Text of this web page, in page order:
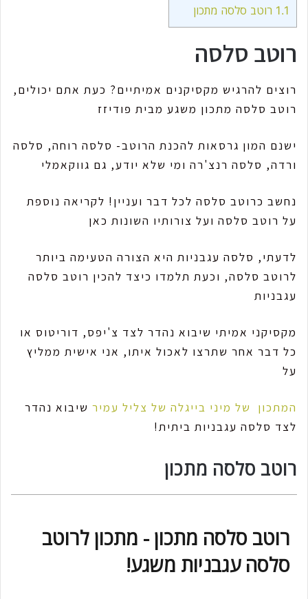
1.1 רוטב סלסה מתכון
רוטב סלסה
רוצים להרגיש מקסיקנים אמיתיים? כעת אתם יכולים,
רוטב סלסה מתכון משגע מבית פודיזז
ישנם המון גרסאות להכנת הרוטב- סלסה רוחה, סלסה
ורדה, סלסה רנצ'רה ומי שלא יודע, גם גווקאמלי
נחשב כרוטב סלסה לכל דבר ועניין! לקריאה נוספת
על רוטב סלסה ועל צורותיו השונות כאן
לדעתי, סלסה עגבניות היא הצורה הטעימה ביותר
לרוטב סלסה, וכעת תלמדו כיצד להכין רוטב סלסה
עגבניות
מקסיקני אמיתי שיבוא נהדר לצד צ'יפס, דוריטוס או
כל דבר אחר שתרצו לאכול איתו, אני אישית ממליץ
על
המתכון של מיני בייגלה של צליל עמיר שיבוא נהדר
לצד סלסה עגבניות ביתית!
רוטב סלסה מתכון
רוטב סלסה מתכון - מתכון לרוטב
סלסה עגבניות משגע!